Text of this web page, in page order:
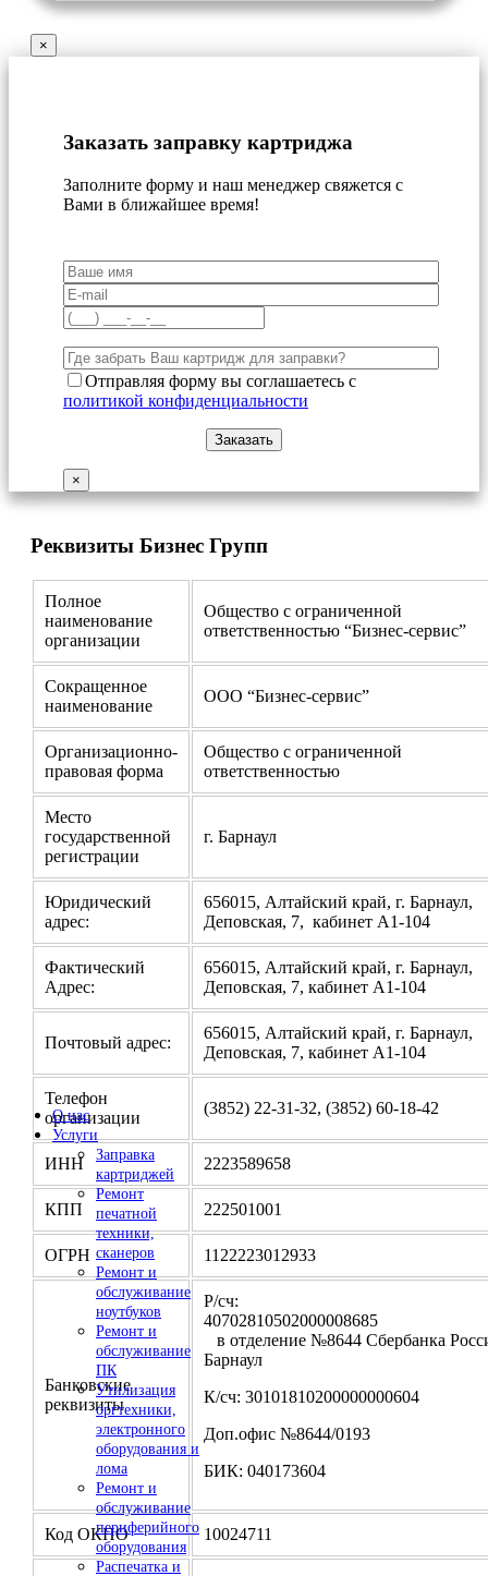
О нас
Услуги
Заправка
картриджей
Ремонт
печатной
техники,
сканеров
Ремонт и
обслуживание
ноутбуков
Ремонт и
обслуживание
ПК
Утилизация
оргтехники,
электронного
оборудования и
лома
Ремонт и
обслуживание
периферийного
оборудования
Распечатка и
×
Заказать заправку картриджа
Заполните форму и наш менеджер свяжется с
Вами в ближайшее время!
Отправляя форму вы соглашаетесь с
политикой конфиденциальности
×
Реквизиты Бизнес Групп
Полное
наименование
организации
Общество с ограниченной
ответственностью “Бизнес-сервис”
Сокращенное
наименование
ООО “Бизнес-сервис”
Организационно-
правовая форма
Общество с ограниченной
ответственностью
Место
государственной
регистрации
г. Барнаул
Юридический
адрес:
656015, Алтайский край, г. Барнаул,
Деповская, 7, кабинет А1-104
Фактический
Адрес:
656015, Алтайский край, г. Барнаул,
Деповская, 7, кабинет А1-104
Почтовый адрес:
656015, Алтайский край, г. Барнаул,
Деповская, 7, кабинет А1-104
Телефон
организации
(3852) 22-31-32, (3852) 60-18-42
ИНН 2223589658
КПП 222501001
ОГРН 1122223012933
Банковские
реквизиты
Р/сч:
в отделение №8644 Сбербанка
Барнаул
К/сч: 30101810200000000604
Доп.офис №8644/0193
БИК: 040173604
Код ОКПО 10024711